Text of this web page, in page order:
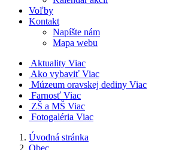
Voľby
Kontakt
Napíšte nám
Mapa webu
Aktuality Viac
Ako vybaviť Viac
Múzeum oravskej dediny Viac
Farnosť Viac
ZŠ a MŠ Viac
Fotogaléria Viac
Úvodná stránka
Obec